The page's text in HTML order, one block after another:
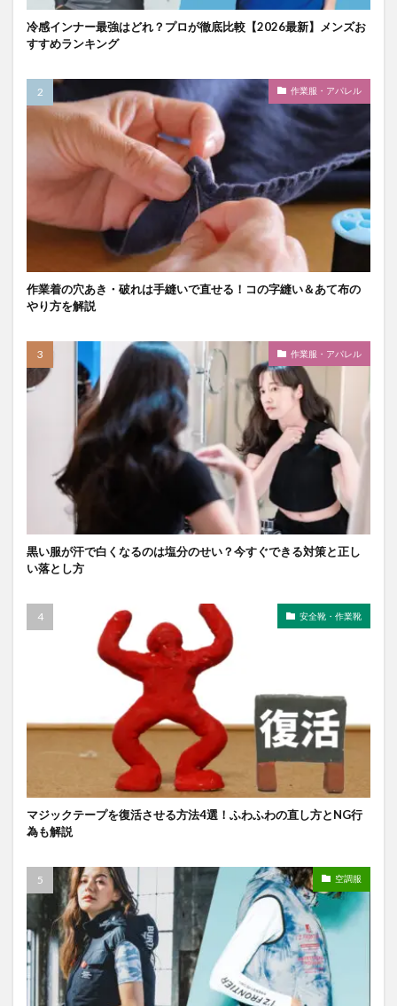
冷感インナー最強はどれ？プロが徹底比較【2026最新】メンズお
すすめランキング
作業服・アパレル
作業着の穴あき・破れは手縫いで直せる！コの字縫い＆あて布の
やり方を解説
作業服・アパレル
黒い服が汗で白くなるのは塩分のせい？今すぐできる対策と正し
い落とし方
安全靴・作業靴
マジックテープを復活させる方法4選！ふわふわの直し方とNG行
為も解説
空調服